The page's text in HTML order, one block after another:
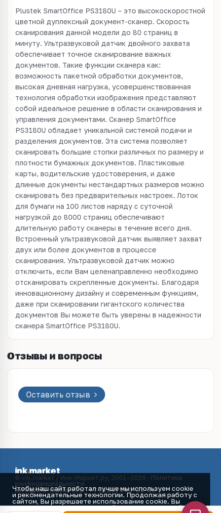
Plustek SmartOffice PS3180U – это высокоскоростной
цветной дуплексный документ-сканер. Скорость
сканирования данной модели до 80 страниц в
минуту. Ультразвуковой датчик двойного захвата
обеспечивает точное сканирование важных
документов. Такие функции сканера как:
возможность пакетной обработки документов,
высокая дневная нагрузка, усовершенствованная
технология обработки изображения представляют
собой идеальное решение в области сканирования и
управления документами. Сканер SmartOffice
PS3180U обладает уникальной системой подачи и
разделения документов. Эта система позволяет
сканировать большие стопки различных по размеру и
плотности бумажных документов. Пластиковые
карты, водительские удостоверения, и даже
длинные документы нестандартных размеров можно
сканировать без предварительных настроек. Лоток
для бумаги на 100 листов наряду с суточной
нагрузкой до 8000 страниц обеспечивают
длительную работу сканеры в течение всего дня.
Встроенный ультразвуковой датчик выявляет захват
двух или более документов в процессе
сканирования. Ультразвуковой датчик можно
отключить, если Вам целенаправленно необходимо
отсканировать скрепленные документы. Благодаря
инновационному дизайну и современным функциям,
даже при сканировании гигантского количества
документов Вы можете быть уверены в надежности
сканера SmartOffice PS3180U.
Отзывы и вопросы
Оставить отзыв
ink.market
© ink.market / Инк-Маркет.ру, 2001–2026 · Политика
конфиденциальности
info@ink-market.ru·+7 (495) 565-31-09
Чтобы наш сайт работал лучше мы используем cookie
и рекомендательные технологии. Продолжая работу с
сайтом, Вы разрешаете использование cookie. Вы
всегда можете отключить файлы cookie в настройках